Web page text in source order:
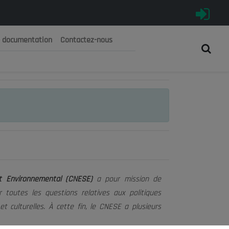
الجزائرية الديمقراطية الشعبية
documentation Contactez-nous
(CNESE)a pour mission de
les questions relatives aux politiques
culturelles. À cette fin, le CNESE a plusieurs